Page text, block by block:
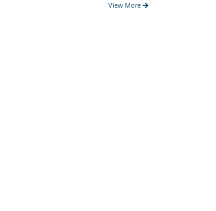
View More